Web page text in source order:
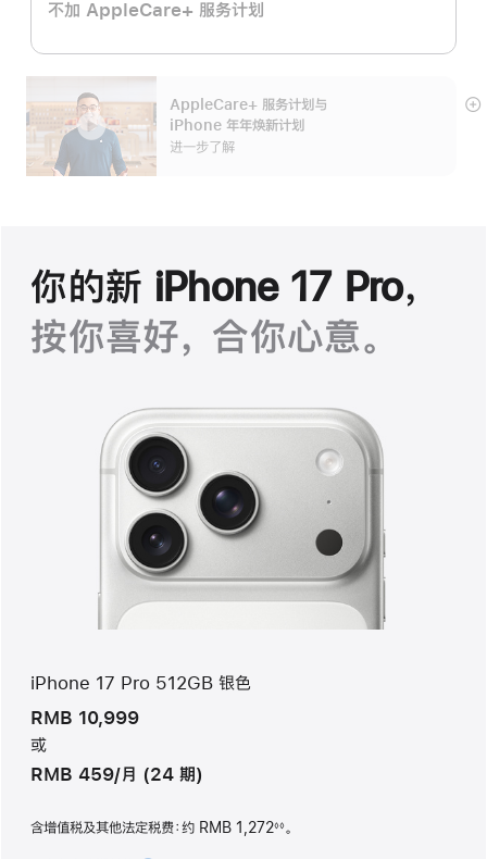
不加 AppleCare+ 服务计划
AppleCare+ 服务计划 与
iPhone 年年焕新计划
进一步了解
展
你的新 iPhone 17 Pro，
按你喜好， 合你心意。
iPhone 17 Pro 512GB 银色
RMB 10,999
或
RMB 459/月 (24 期)
含增值税及其他法定税费：约 RMB 1,272◊◊。